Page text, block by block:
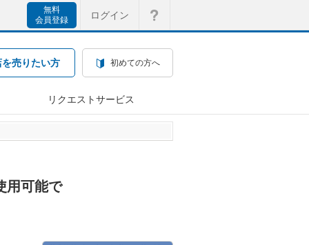
無料
会員登録
ログイン
を売りたい方 初めての方へ
リクエストサービス
用可能で